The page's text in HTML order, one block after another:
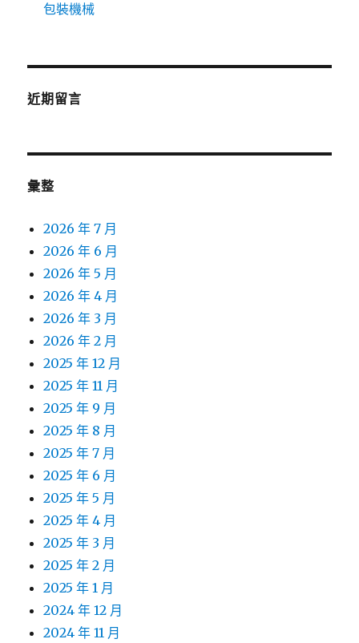
包裝機械
近期留言
彙整
2026 年 7 月
2026 年 6 月
2026 年 5 月
2026 年 4 月
2026 年 3 月
2026 年 2 月
2025 年 12 月
2025 年 11 月
2025 年 9 月
2025 年 8 月
2025 年 7 月
2025 年 6 月
2025 年 5 月
2025 年 4 月
2025 年 3 月
2025 年 2 月
2025 年 1 月
2024 年 12 月
2024 年 11 月